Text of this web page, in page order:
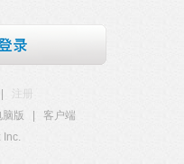
注册
脑版
客户端